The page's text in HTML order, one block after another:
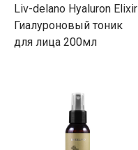
Liv-delano Hyaluron Elixir
Гиалуроновый тоник
для лица 200мл